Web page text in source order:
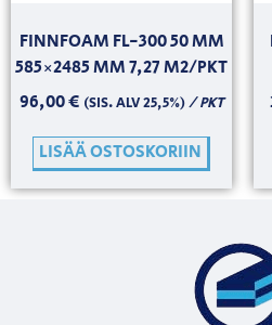
FINNFOAM FL-300 50 MM
585×2485 MM 7,27 M2/PKT
96,00€ (SIS. ALV 25,5%)/ PKT
LISÄÄ OSTOSKORIIN